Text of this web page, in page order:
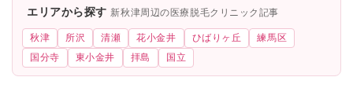
エリアから探す 新秋津周辺の医療脱毛クリニック記事
秋津 所沢 清瀬 花小金井 ひばりヶ丘
練馬区
国分寺
東小金井 拝島 国立